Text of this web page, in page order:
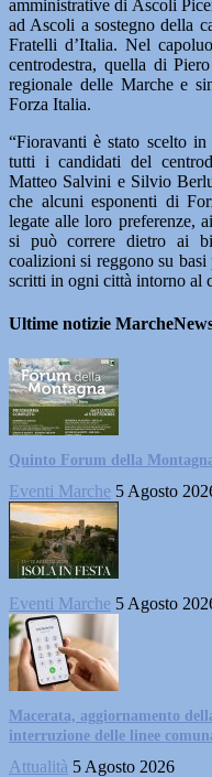
amministrative di Ascoli
ad Ascoli a sostegno della
Fratelli d’Italia. Nel
centrodestra, quella di
regionale delle Marche e
Forza Italia.
“Fioravanti è stato scelto
tutti i candidati del
Matteo Salvini e Silvio
che alcuni esponenti di
legate alle loro preferenze,
si può correre dietro ai
coalizioni si reggono su
scritti in ogni città intorno al
Ultime notizie
Quinto Forum della
Eventi Marche 5 Agosto
Eventi Marche 5 Agosto
Macerata, aggiornamento
interruzione delle linee
Attualità 5 Agosto 2026